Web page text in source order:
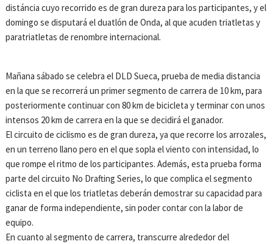
distáncia cuyo recorrido es de gran dureza para los participantes, y el
domingo se disputará el duatlón de Onda, al que acuden triatletas y
paratriatletas de renombre internacional.
Mañana sábado se celebra el DLD Sueca, prueba de media distancia
en la que se recorrerá un primer segmento de carrera de 10 km, para
posteriormente continuar con 80 km de bicicleta y terminar con unos
intensos 20 km de carrera en la que se decidirá el ganador.
El circuito de ciclismo es de gran dureza, ya que recorre los arrozales,
en un terreno llano pero en el que sopla el viento con intensidad, lo
que rompe el ritmo de los participantes. Además, esta prueba forma
parte del circuito No Drafting Series, lo que complica el segmento
ciclista en el que los triatletas deberán demostrar su capacidad para
ganar de forma independiente, sin poder contar con la labor de
equipo.
En cuanto al segmento de carrera, transcurre alrededor del